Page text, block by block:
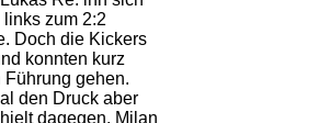
zum 2:2
Doch die Kickers
konnten kurz
gehen.
den Druck aber
dagegen. Milan